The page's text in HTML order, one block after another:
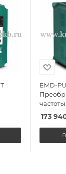
EMD-
173